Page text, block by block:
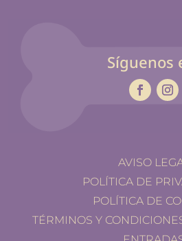
Síguenos
AVISO
POLÍTICA DE
POLÍTICA DE
TÉRMINOS Y